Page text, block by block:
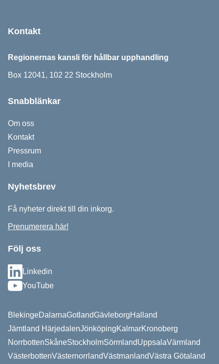
Kontakt
Regionernas kansli för hållbar upphandling
Box 12041, 102 22 Stockholm
Snabblänkar
Om oss
Kontakt
Pressrum
I media
Nyhetsbrev
Få nyheter direkt till din inkorg.
Prenumerera här!
Följ oss
Linkedin
YouTube
BlekingeDalarnaGotlandGävleborgHalland
Jämtland HärjedalenJönköpingKalmarKronoberg
NorrbottenSkåneStockholmSörmlandUppsalaVärmland
VästerbottenVästernorrlandVästmanlandVästra Götaland